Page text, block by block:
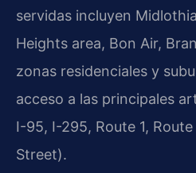
servidas incluyen
Heights area, Bon Air,
zonas residenciales y
acceso a las principales
I-95, I-295, Route 1,
Street).